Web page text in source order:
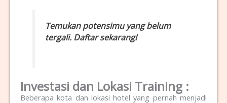
Temukan potensimu yang belum
tergali. Daftar sekarang!
Investasi dan Lokasi Training :
Beberapa kota dan lokasi hotel yang pernah menjadi